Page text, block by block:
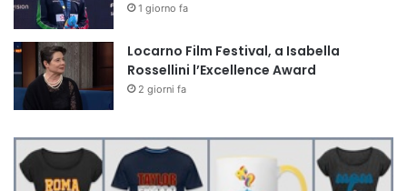
1 giorno fa
Locarno Film Festival, a Isabella
Rossellini l’Excellence Award
2 giorni fa